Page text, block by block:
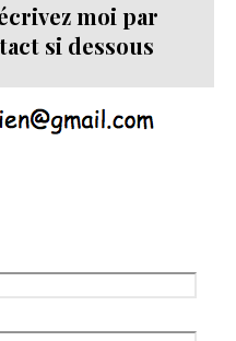
moi par
si dessous